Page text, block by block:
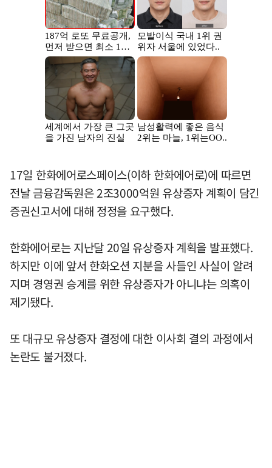
17일 한화에어로스페이스(이하 한화에어로)에 따르면
전날 금융감독원은 2조3000억원 유상증자 계획이 담긴
증권신고서에 대해 정정을 요구했다.
한화에어로는 지난달 20일 유상증자 계획을 발표했다.
하지만 이에 앞서 한화오션 지분을 사들인 사실이 알려
지며 경영권 승계를 위한 유상증자가 아니냐는 의혹이
제기됐다.
또 대규모 유상증자 결정에 대한 이사회 결의 과정에서
논란도 불거졌다.